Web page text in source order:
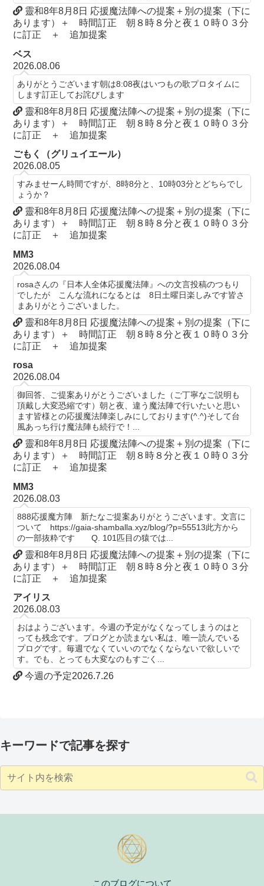
靈和8年8月8日 応援魔法陣への提案＋別の提案（下に
あります）＋ 時間訂正 朝８時８分と夜１０時０３分
に訂正 ＋ 追加提案
ベス
2026.08.06
ありがとうございます朝は8:08夜はいつもの歌プロタイムに
します訂正してお詫びします
靈和8年8月8日 応援魔法陣への提案＋別の提案（下に
あります）＋ 時間訂正 朝８時８分と夜１０時０３分
に訂正 ＋ 追加提案
ごもく（グリュイエール）
2026.08.05
すみませーん時間ですが、8時8分と、10時03分とどちらでし
ょうか？
靈和8年8月8日 応援魔法陣への提案＋別の提案（下に
あります）＋ 時間訂正 朝８時８分と夜１０時０３分
に訂正 ＋ 追加提案
MM3
2026.08.04
rosaさんの『日本人全体応援魔法陣』への文言投稿のつもり
でしたが こんな流れになるとは 8日土曜日楽しみです皆さ
まありがとうございました。
靈和8年8月8日 応援魔法陣への提案＋別の提案（下に
あります）＋ 時間訂正 朝８時８分と夜１０時０３分
に訂正 ＋ 追加提案
rosa
2026.08.04
御回答、ご提案ありがとうございました（ご丁寧なご説明も
頂戴し大変恐縮です）朝と夜、違う魔法陣で行いたいと思い
ます皆様との応援魔法陣楽しみにしております(^.^)そして台
風あっち行け魔法陣も続行で！...
靈和8年8月8日 応援魔法陣への提案＋別の提案（下に
あります）＋ 時間訂正 朝８時８分と夜１０時０３分
に訂正 ＋ 追加提案
MM3
2026.08.03
888応援魔方陣 新たなご提案ありがとうございます。文言に
ついて https://gaia-shamballa.xyz/blog/?p=55513此方から
の一部抜粋です Q. 101匹目の猿では...
靈和8年8月8日 応援魔法陣への提案＋別の提案（下に
あります）＋ 時間訂正 朝８時８分と夜１０時０３分
に訂正 ＋ 追加提案
アイリス
2026.08.03
おはようございます。今週の予定がなくなってしまうのはと
っても残念です。プログとか読まない私は、唯一読んでいる
プログです。毎週でなくていいのでなくならないで欲しいで
す。でも、とっても大変なのもすごく...
今週の予定2026.7.26
キーワードで記事を探す
このブログについて